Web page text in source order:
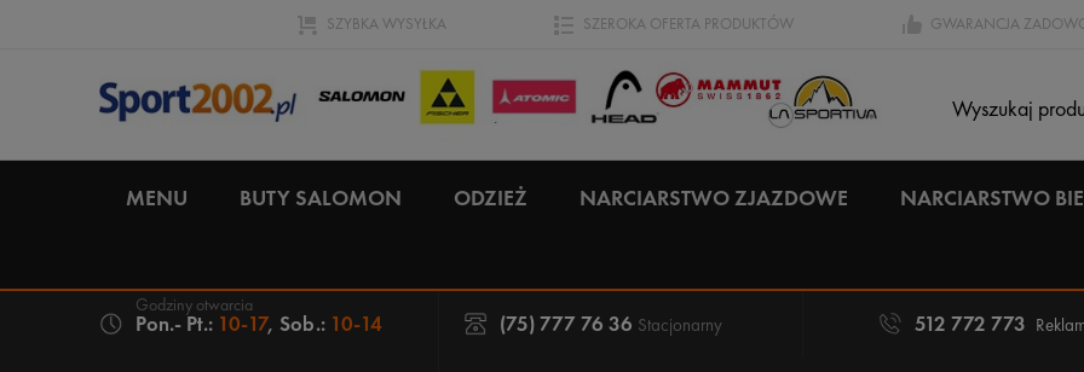
SZYBKA WYSYŁKA SZEROKA OFERTA PRODUKTÓW GWARANCJA
MENU BUTY SALOMON ODZIEŻ NARCIARSTWO ZJAZDOWE NARCIARSTWO
Pon.- Pt.: 10-17, Sob.: 10-14 (75) 777 76 36 Stacjonarny 512 772 773